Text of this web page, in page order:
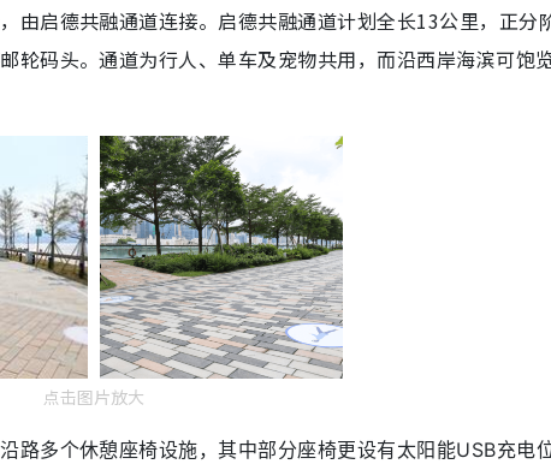
由启德共融通道连接。启德共融通道计划全长13公里，正分
轮码头。通道为行人、单车及宠物共用，而沿西岸海滨可饱
点击图片放大
路多个休憩座椅设施，其中部分座椅更设有太阳能USB充电位